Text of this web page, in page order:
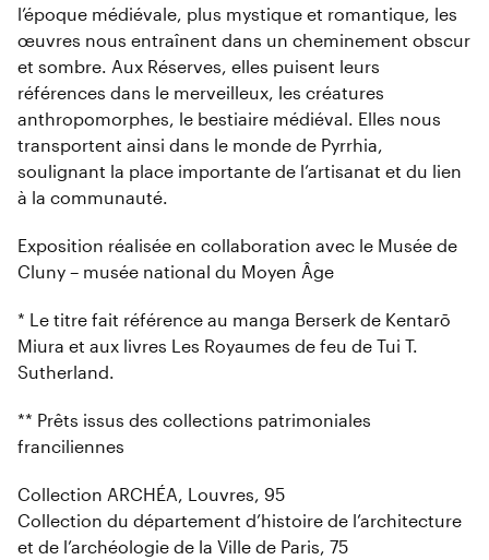
l’époque médiévale, plus mystique et romantique, les
œuvres nous entraînent dans un cheminement obscur
et sombre. Aux Réserves, elles puisent leurs
références dans le merveilleux, les créatures
anthropomorphes, le bestiaire médiéval. Elles nous
transportent ainsi dans le monde de Pyrrhia,
soulignant la place importante de l’artisanat et du lien
à la communauté.
Exposition réalisée en collaboration avec le Musée de
Cluny – musée national du Moyen Âge
* Le titre fait référence au manga Berserk de Kentarō
Miura et aux livres Les Royaumes de feu de Tui T.
Sutherland.
** Prêts issus des collections patrimoniales
franciliennes
Collection ARCHÉA, Louvres, 95
Collection du département d’histoire de l’architecture
et de l’archéologie de la Ville de Paris, 75